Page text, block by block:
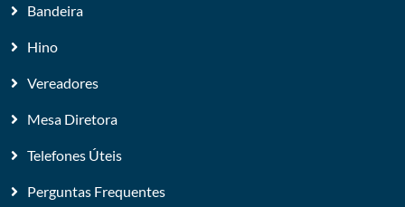
Bandeira
Hino
Vereadores
Mesa Diretora
Telefones Úteis
Perguntas Frequentes